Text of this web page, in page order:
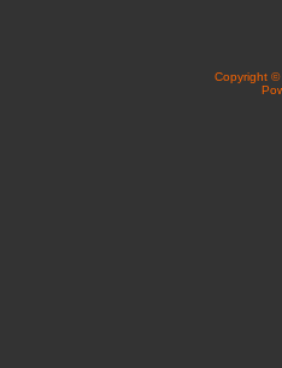
Copyright